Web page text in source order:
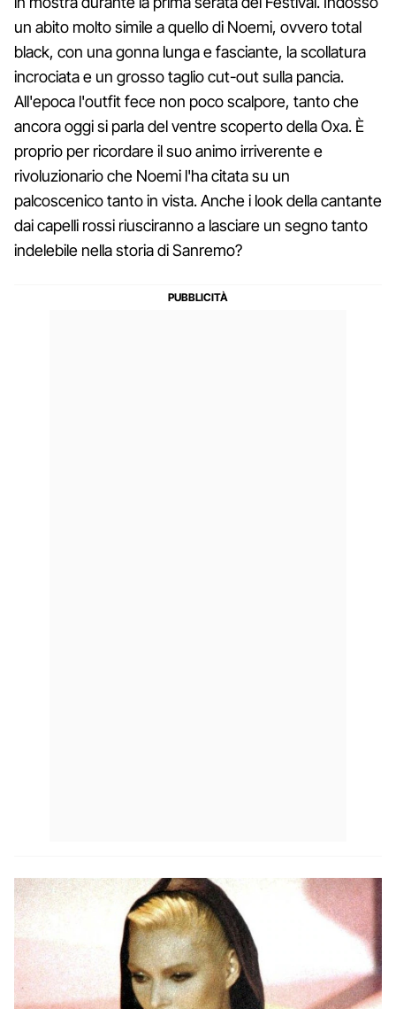
un abito molto simile a quello di Noemi, ovvero total
black, con una gonna lunga e fasciante, la scollatura
incrociata e un grosso taglio cut-out sulla pancia.
All'epoca l'outfit fece non poco scalpore, tanto che
ancora oggi si parla del ventre scoperto della Oxa. È
proprio per ricordare il suo animo irriverente e
rivoluzionario che Noemi l'ha citata su un
palcoscenico tanto in vista. Anche i look della cantante
dai capelli rossi riusciranno a lasciare un segno tanto
indelebile nella storia di Sanremo?